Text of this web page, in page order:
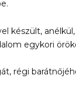
készült,
egykori
régi